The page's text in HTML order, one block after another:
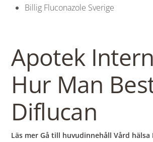
Billig Fluconazole Sverige
Apotek
Hur Man
Diflucan
Läs mer Gå till huvudinnehåll Vård hälsa